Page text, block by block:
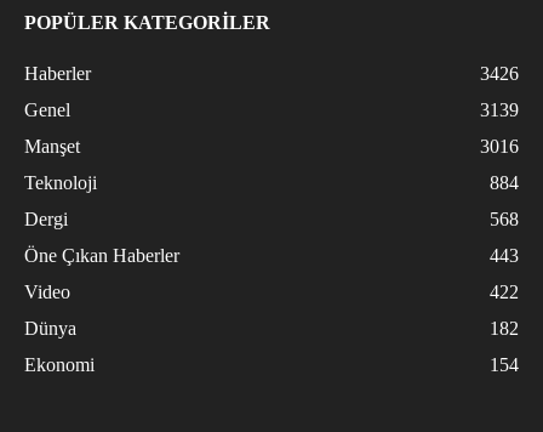
POPÜLER KATEGORİLER
Haberler
3426
Genel
3139
Manşet
3016
Teknoloji
884
Dergi
568
Öne Çıkan Haberler
443
Video
422
Dünya
182
Ekonomi
154